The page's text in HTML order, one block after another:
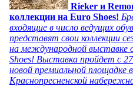
Rieker и
коллекции на Euro Shoes!
входящие в число ведущих
представят свои коллекции
на международной выставке
Shoes! Выставка пройдет c
новой премиальной площадке
Краснопресненской